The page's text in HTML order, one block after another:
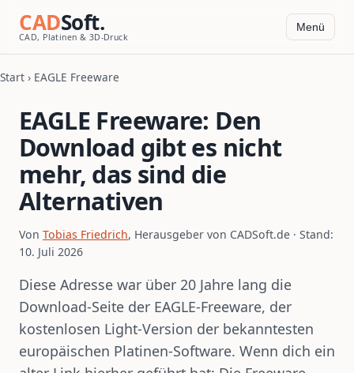
CADSoft.
CAD, Platinen & 3D-Druck
Menü
Start › EAGLE Freeware
EAGLE Freeware: Den
Download gibt es nicht
mehr, das sind die
Alternativen
Von Tobias Friedrich, Herausgeber von CADSoft.de · Stand:
10. Juli 2026
Diese Adresse war über 20 Jahre lang die
Download-Seite der EAGLE-Freeware, der
kostenlosen Light-Version der bekanntesten
europäischen Platinen-Software. Wenn dich ein